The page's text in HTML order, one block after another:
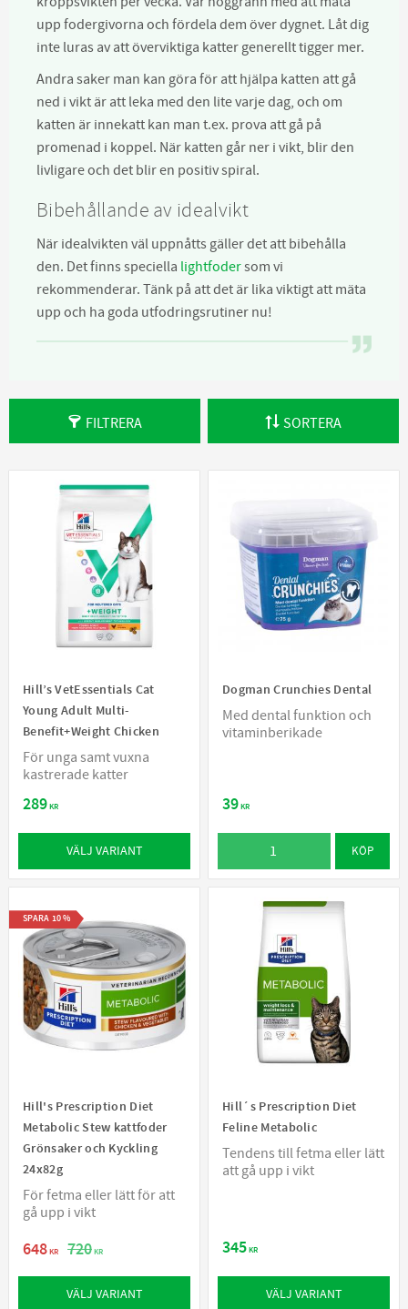
upp fodergivorna och fördela dem över dygnet. Låt dig
inte luras av att överviktiga katter generellt tigger mer.
Andra saker man kan göra för att hjälpa katten att gå
ned i vikt är att leka med den lite varje dag, och om
katten är innekatt kan man t.ex. prova att gå på
promenad i koppel. När katten går ner i vikt, blir den
livligare och det blir en positiv spiral.
Bibehållande av idealvikt
När idealvikten väl uppnåtts gäller det att bibehålla
den. Det finns speciella lightfodersom vi
rekommenderar. Tänk på att det är lika viktigt att mäta
upp och ha goda utfodringsrutiner nu!
FILTRERA SORTERA
Hill’s VetEssentials Cat
Young Adult Multi-
Benefit+Weight Chicken
För unga samt vuxna
kastrerade katter
289KR
VÄLJ VARIANT
Dogman Crunchies Dental
Med dental funktion och
vitaminberikade
39KR
KÖP
Hill's Prescription Diet
Metabolic Stew kattfoder
Grönsaker och Kyckling
24x82g
För fetma eller lätt för att
gå upp i vikt
648KR 720KR
SPARA 10%
VÄLJ VARIANT
Hill´s Prescription Diet
Feline Metabolic
Tendens till fetma eller lätt
att gå upp i vikt
345KR
VÄLJ VARIANT